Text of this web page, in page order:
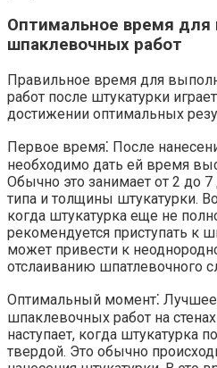
Оптимальное время для
шпаклевочных работ
Правильное время для
работ после штукатурки
достижении оптимальных
Первое время⁚ После
необходимо дать ей время
Обычно это занимает от 2 до
типа и толщины штукатурки.​
когда штукатурка еще не
рекомендуется приступать к
может привести к
отслаиванию шпатлевочного
Оптимальный момент⁚
шпаклевочных работ на
наступает, когда штукатурка
твердой.​ Это обычно